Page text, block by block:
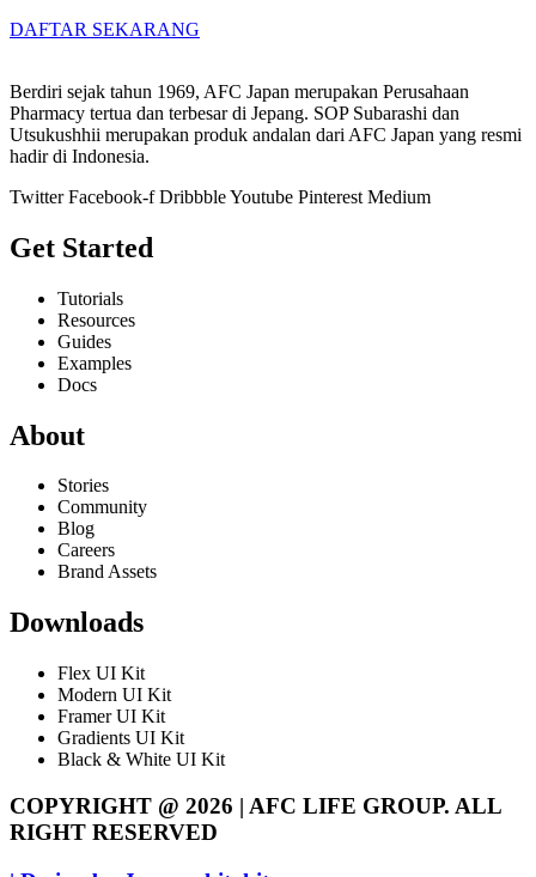
DAFTAR SEKARANG
Berdiri sejak tahun 1969, AFC Japan merupakan Perusahaan
Pharmacy tertua dan terbesar di Jepang. SOP Subarashi dan
Utsukushhii merupakan produk andalan dari AFC Japan yang resmi
hadir di Indonesia.
Twitter Facebook-f DribbbleYoutube Pinterest Medium
Get Started
Tutorials
Resources
Guides
Examples
Docs
About
Stories
Community
Blog
Careers
Brand Assets
Downloads
Flex UI Kit
Modern UI Kit
Framer UI Kit
Gradients UI Kit
Black & White UI Kit
COPYRIGHT @ 2026 | AFC LIFE GROUP. ALL
RIGHT RESERVED